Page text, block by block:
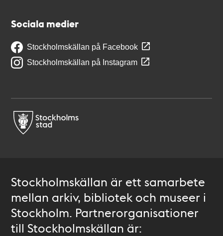
Sociala medier
Stockholmskällan på Facebook
Stockholmskällan på Instagram
Stockholmskällan är ett samarbete
mellan arkiv, bibliotek och museer i
Stockholm. Partnerorganisationer
till Stockholmskällan är: